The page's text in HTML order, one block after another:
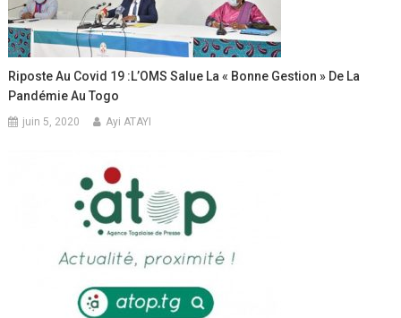
Riposte Au Covid 19 :L’OMS Salue La « Bonne Gestion » De La
Pandémie Au Togo
juin 5, 2020 Ayi ATAYI